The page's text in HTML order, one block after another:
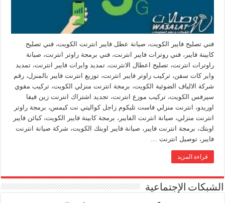
فني تصليح فايبر الكويت، صيانة عطل فايبر انترنت الكويت، فني تصليح
كابينة فايبر، فني روترات فايبر انترنت، فني برمجة راوتر انترنت، صيانة
راوترات انترنت، تصليح اعطال الانترنت، تمديد وايرات فايبر انترنت، تمديد
واير كات سفن، تركيب راوتر فايبر انترنت، توزيع انترنت فايبر بالمنزل، رقم
شركة الالياف الضوئية الكويت، برمجة انترنت منزلي الكويت، تركيب مقوي
سيرفس الكويت، تركيب موزع انترنت، تجديد اشتراك انترنت زين فيفا
اوريدو، انترنت منزلي فاست تليكوم زاجل كواليتي نت كيمس، برمجة راوتر
انترنت منزلي، صيانة انترنت الفايبر، برمجة كابينة فايبر الكويت، كبائن فايبر
اوبتك، برمجة انترنت فايبر، صيانة فايبر اوبتك الكويت، شركة صيانة انترنت
فايبر، توصيل انترنت …
قراءة المزيد
الشبكات الإجتماعية